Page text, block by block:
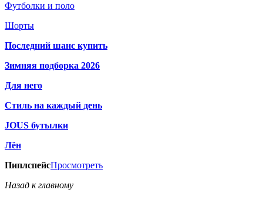
Футболки и поло
Шорты
Последний шанс купить
Зимняя подборка 2026
Для него
Стиль на каждый день
JOUS бутылки
Лён
ПиплспейсПросмотреть
Назад к главному